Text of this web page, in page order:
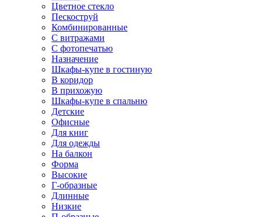
Цветное стекло
Пескоструй
Комбинированные
С витражами
С фотопечатью
Назначение
Шкафы-купе в гостиную
В коридор
В прихожую
Шкафы-купе в спальню
Детские
Офисные
Для книг
Для одежды
На балкон
Форма
Высокие
Г-образные
Длинные
Низкие